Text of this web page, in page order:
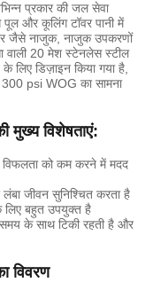
प्रकार की जल सेवा
पूल और कूलिंग टॉवर पानी में
जैसे नाजुक, नाजुक उपकरणों
वाली 20 मेश स्टेनलेस स्टील
डिज़ाइन किया गया है,
psi WOG का सामना
मुख्य विशेषताएं:
को कम करने में मदद
जीवन सुनिश्चित करता है
लिए बहुत उपयुक्त है
के साथ टिकी रहती है और
विवरण